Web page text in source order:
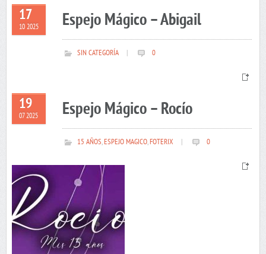
17
10 2025 Espejo Mágico – Abigail
SIN CATEGORÍA 0
19
07 2025 Espejo Mágico – Rocío
15 AÑOS,ESPEJO MAGICO,FOTERIX 0